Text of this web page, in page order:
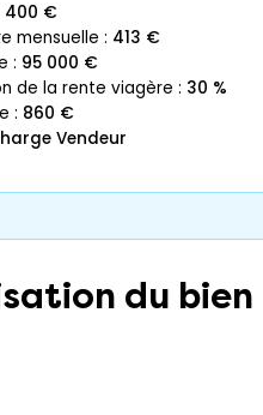
400 €
mensuelle : 413 €
: 95 000 €
de la rente viagère : 30 %
: 860 €
Vendeur
du bien